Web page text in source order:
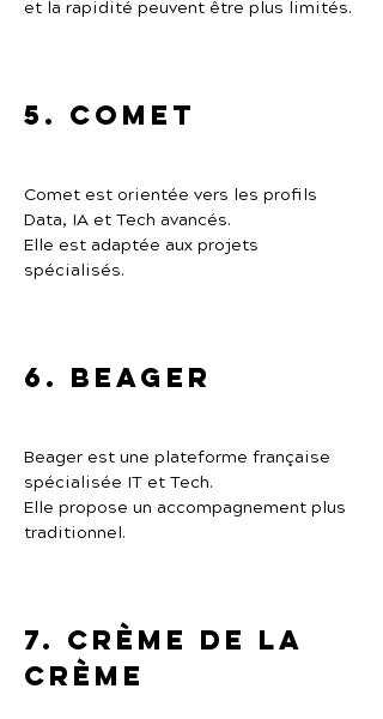
et la rapidité peuvent être plus limités.
5. Comet
Comet est orientée vers les profils
Data, IA et Tech avancés.
Elle est adaptée aux projets
spécialisés.
6. Beager
Beager est une plateforme française
spécialisée IT et Tech.
Elle propose un accompagnement plus
traditionnel.
7. Crème de la
Crème